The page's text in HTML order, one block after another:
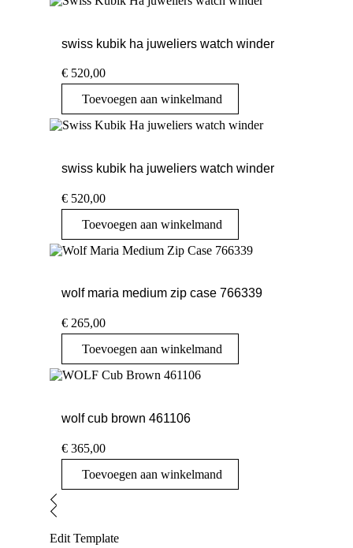
swiss kubik ha juweliers watch winder
€ 520,00
Toevoegen aan winkelmand
swiss kubik ha juweliers watch winder
€ 520,00
Toevoegen aan winkelmand
wolf maria medium zip case 766339
€ 265,00
Toevoegen aan winkelmand
wolf cub brown 461106
€ 365,00
Toevoegen aan winkelmand
Edit Template